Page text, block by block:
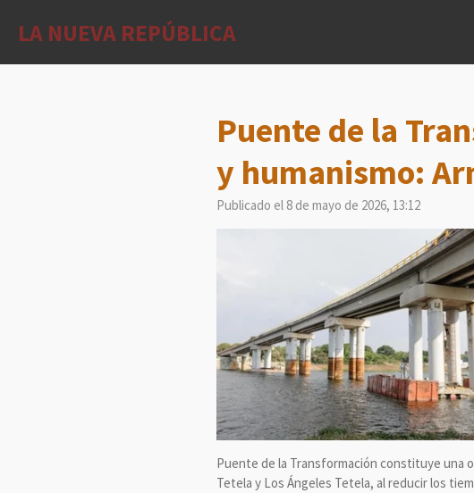
LA NUEVA REPÚBLICA
Puente de la
y humanismo:
Publicado el 8 de mayo de 2026, 13:12
Puente de la Transformación constituye una
Tetela y Los Ángeles Tetela, al reducir los